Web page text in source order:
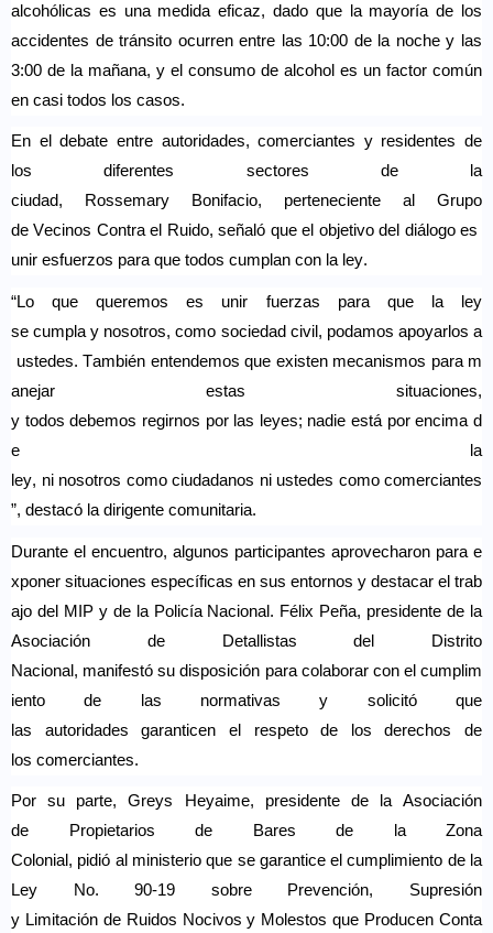
alcohólicas es una medida eficaz, dado que la mayoría de los
accidentes de tránsito ocurren entre las 10:00 de la noche y las
3:00 de la mañana, y el consumo de alcohol es un factor común
en casi todos los casos.
En el debate entre autoridades,comerciantes y residentes de
losdiferentes sectores de la
ciudad,
Rossemary Bonifacio, perteneciente al Grupo
deVecinos Contrael Ruido,señaló queel objetivodel diálogoes
unir esfuerzos para que todos cumplan con la ley.
“Lo quequeremos es unir fuerzas para que la ley
secumpla y nosotros,como sociedad civil, podamos apoyarlos a
ustedes. También entendemos que existen mecanismos para m
anejar
estas situaciones,
y todos debemos regirnos porlas leyes; nadie está por encima d
e la
ley, ni nosotros como ciudadanos ni ustedes como comerciantes
”, destacó la dirigente comunitaria.
Durante el encuentro, algunos participantes aprovecharon para e
xponer situaciones específicas en sus entornos y destacar el trab
ajo del MIP y de la Policía Nacional. Félix Peña, presidente de la
Asociación de
Detallistas del Distrito
Nacional, manifestó su disposición para colaborarcon el cumplim
iento de las normativas y solicitóque
las autoridades garanticen el respetode los derechos de
los comerciantes.
Porsu parte, Greys Heyaime, presidentede la Asociación
de
Propietarios de Bares de la Zona
Colonial, pidió al ministerioque se garantice el cumplimiento de la
Ley No. 90-19 sobre Prevención, Supresión
y Limitaciónde Ruidos Nocivos y Molestos que Producen Conta